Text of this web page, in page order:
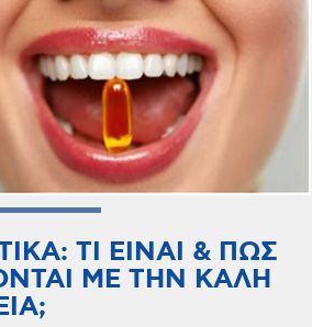
ΤΙ ΕΙΝΑΙ & ΠΩΣ
ΜΕ ΤΗΝ ΚΑΛΗ